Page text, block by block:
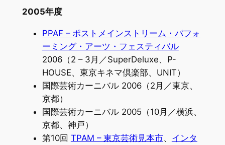
2005年度
PPAF – ポストメインストリーム・パフォ
ーミング・アーツ・フェスティバル
2006（2 – 3月／SuperDeluxe、P-
HOUSE、東京キネマ倶楽部、UNIT）
国際芸術カーニバル 2006（2月／東京、
京都）
国際芸術カーニバル 2005（10月／横浜、
京都、神戸）
第10回 TPAM – 東京芸術見本市、 インタ